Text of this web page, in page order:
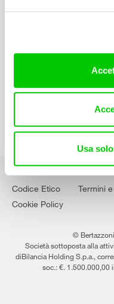
Usa
Manuali d’istruzione
Lavora con noi
Codice Etico Termini
Cookie Policy
©
Società sottoposta alla
diBilancia Holding S.p.a.,
soc.: €. 1.500.000,00